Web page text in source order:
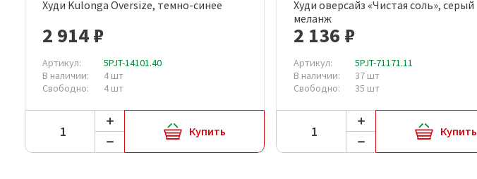
Быстрый просмотр
Худи Kulonga Oversize, темно-синее
2 914 ₽
Артикул:
5PJT-14101.40
В наличии:
4 шт
Свободно:
4 шт
Купить
Быстрый просмотр
Худи оверсайз «Чистая соль», серый
меланж
2 136 ₽
Артикул:
5PJT-71171.11
В наличии:
37 шт
Свободно:
35 шт
Купить